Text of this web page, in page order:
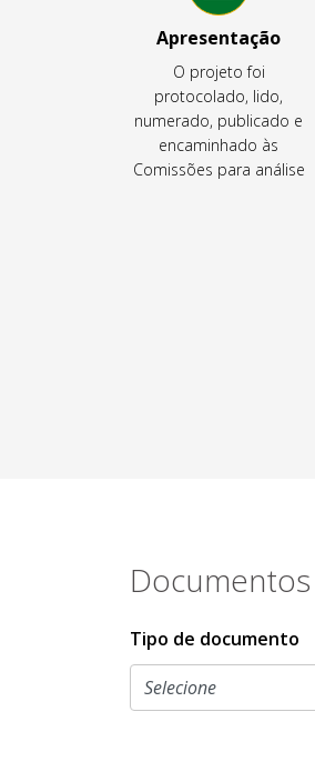
Apresentação
O projeto foi
protocolado, lido,
numerado, publicado e
encaminhado às
Comissões para análise
Documentos
Tipo de documento